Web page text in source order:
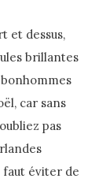
et dessus,
brillantes
car sans
pas
faut éviter de